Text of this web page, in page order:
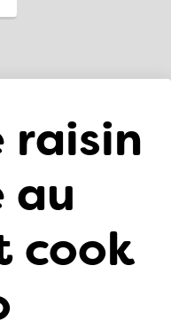
raisin
au
cook